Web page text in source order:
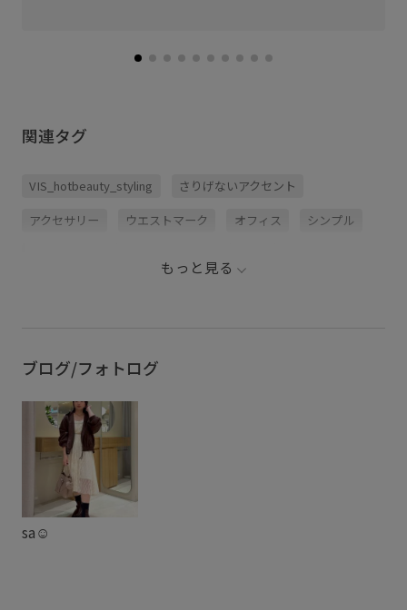
関連タグ
VIS_hotbeauty_styling さりげないアクセント
アクセサリー ウエストマーク オフィス シンプル
メリハリ ワンピース
もっと見る
ブログ/フォトログ
sa☺︎